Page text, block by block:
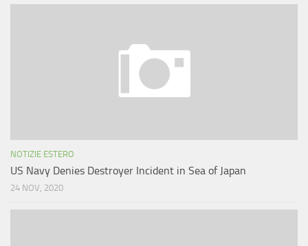
NOTIZIE ESTERO
US Navy Denies Destroyer Incident in Sea of Japan
24 NOV, 2020